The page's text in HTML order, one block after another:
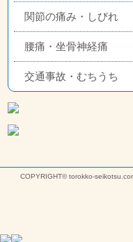
関節の痛み・しびれ
腰痛・坐骨神経痛
交通事故・むちうち
COPYRIGHT© torokko-